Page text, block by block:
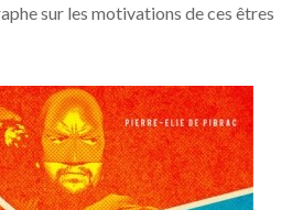
sur les motivations de ces êtres